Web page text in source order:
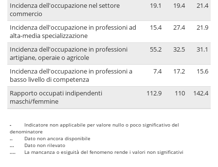
Incidenza dell'occupazione nel settore
commercio
19.1 19.4 21.4
Incidenza dell'occupazione in professioni ad
alta-media specializzazione
15.4 27.4 21.9
Incidenza dell'occupazione in professioni
artigiane, operaie o agricole
55.2 32.5 31.1
Incidenza dell'occupazione in professioni a
basso livello di competenza
7.4 17.2 15.6
Rapporto occupati indipendenti
maschi/femmine
112.9 110 142.4
-
Indicatore non applicabile per valore nullo o poco significativo del
denominatore
..
Dato non ancora disponibile
...
Dato non rilevato
....
La mancanza o esiguità del fenomeno rende i valori non significativi